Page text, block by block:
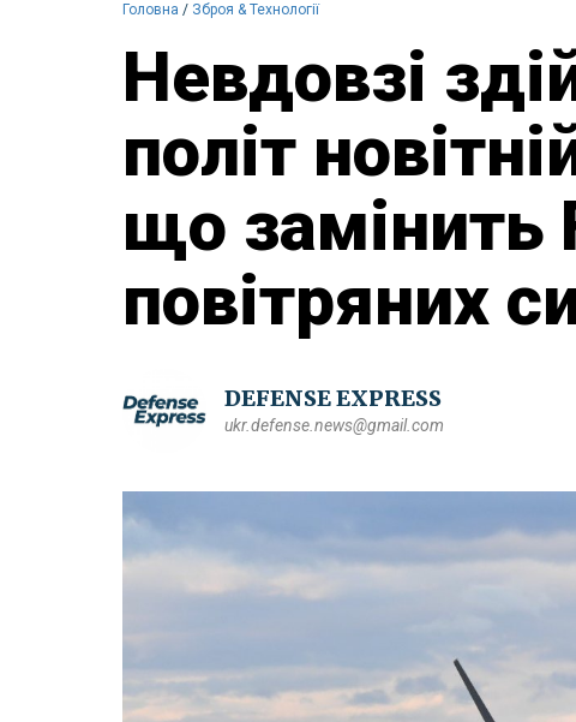
Головна Зброя & Технології
Невдовзі
політ
що замінить
повітряних
DEFENSE EXPRESS
ukr.defense.news@gmail.com